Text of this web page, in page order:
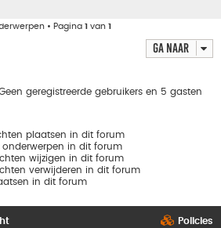
• Pagina 1van 1
Ga naar
geregistreerde gebruikers en 5 gasten
plaatsen in dit forum
onderwerpen in dit forum
wijzigen in dit forum
verwijderen in dit forum
in dit forum
Policies